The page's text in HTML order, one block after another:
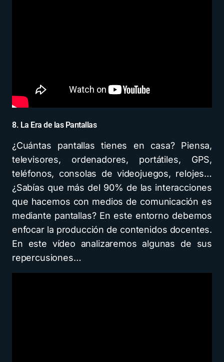
8. La Era de las Pantallas
¿Cuántas pantallas tienes en casa? Piensa,
televisores, ordenadores, portátiles, GPS,
teléfonos, consolas de videojuegos, relojes…
¿Sabías que más del 90% de las interacciones
que hacemos con medios de comunicación es
mediante pantallas? En este entorno debemos
enfocar la producción de contenidos docentes.
En este vídeo analizaremos algunas de sus
repercusiones…